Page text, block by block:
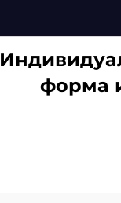
форма